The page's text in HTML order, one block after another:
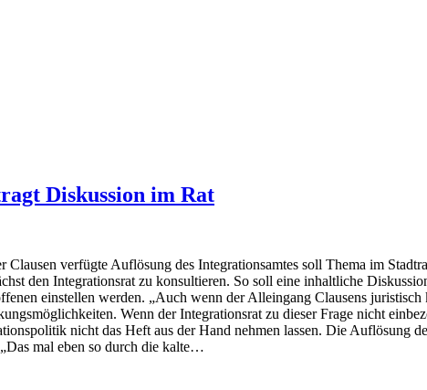
Diskussion im Rat
Clausen verfügte Auflösung des Integrationsamtes soll Thema im
den Integrationsrat zu konsultieren. So soll eine inhaltliche
einstellen werden. „Auch wenn der Alleingang Clausens
Wenn der Integrationsrat zu dieser Frage nicht
nicht das Heft aus der Hand nehmen lassen. Die Auflösung
mal eben so durch die kalte…